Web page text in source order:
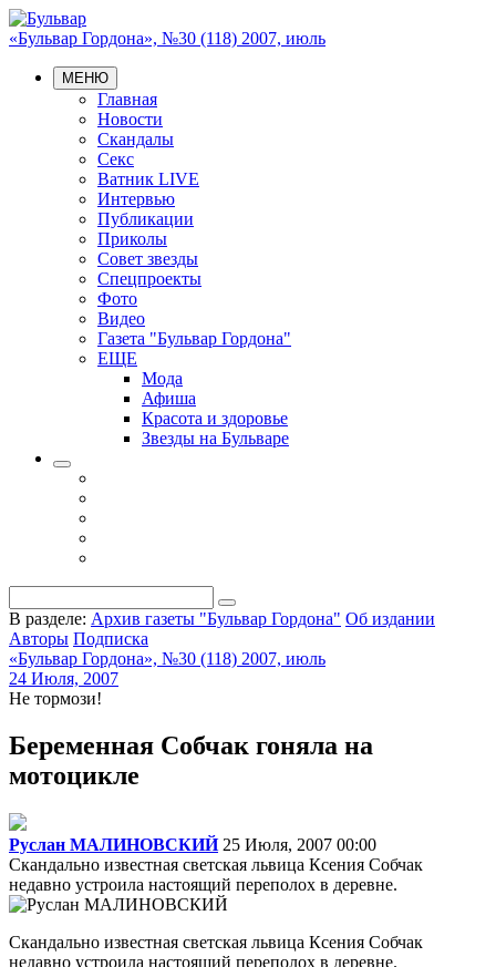
«Бульвар Гордона», №30 (118) 2007, июль
МЕНЮ
Главная
Новости
Скандалы
Секс
Ватник LIVE
Интервью
Публикации
Приколы
Совет звезды
Спецпроекты
Фото
Видео
Газета "Бульвар Гордона"
ЕЩЕ
Мода
Афиша
Красота и здоровье
Звезды на Бульваре
В разделе: Архив газеты "Бульвар Гордона" Об издании
Авторы Подписка
«Бульвар Гордона», №30 (118) 2007, июль
24 Июля, 2007
Не тормози!
Беременная Собчак гоняла на
мотоцикле
Руслан МАЛИНОВСКИЙ 25 Июля, 2007 00:00
Скандально известная светская львица Ксения Собчак
недавно устроила настоящий переполох в деревне.
Скандально известная светская львица Ксения Собчак
недавно устроила настоящий переполох в деревне.